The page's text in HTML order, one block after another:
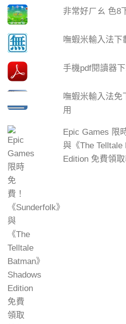
非常好ㄏㄠ 色8
嘸蝦米輸入法下
手機pdf閱讀器
嘸蝦米輸入法
用
Epic Games 限
與《The Telltale
Edition 免費領